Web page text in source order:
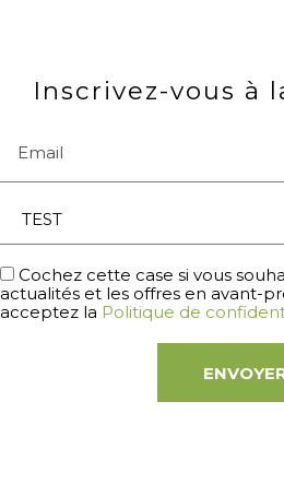
Inscrivez-vous à
Email
Cochez cette case si vous
actualités et les offres en avant-
acceptez la Politique de